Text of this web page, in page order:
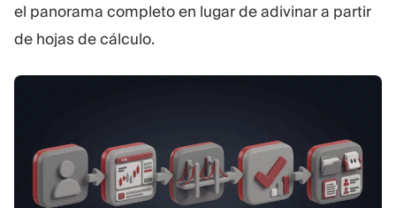
el panorama completo en lugar de adivinar a partir
de hojas de cálculo.